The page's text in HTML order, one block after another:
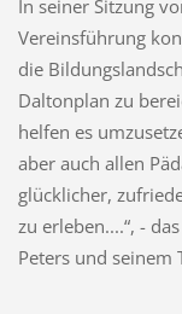
In seiner Sitzung
Vereinsführung
die
Daltonplan zu
helfen es
aber auch allen
glücklicher,
zu erleben....“, -
Peters und seinem